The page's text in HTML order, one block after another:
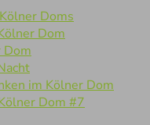
Doms
Dom
Dom
im Kölner Dom
Dom #7